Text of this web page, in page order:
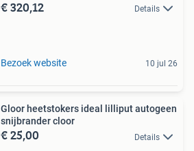
€ 320,12 Details
Bezoek website 10 jul 26
Gloor heetstokers ideal lilliput autogeen
snijbrander cloor
€ 25,00 Details